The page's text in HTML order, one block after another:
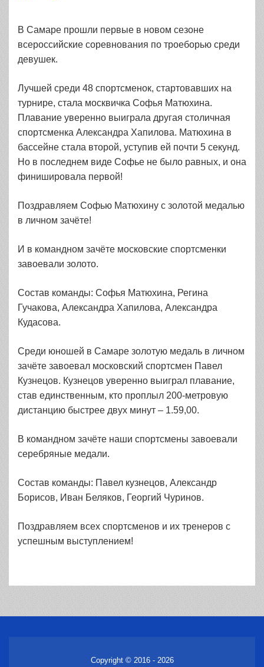
В Самаре прошли первые в новом сезоне
всероссийские соревнования по троеборью среди
девушек.
Лучшей среди 48 спортсменок, стартовавших на
турнире, стала москвичка Софья Матюхина.
Плавание уверенно выиграла другая столичная
спортсменка Александра Хапилова. Матюхина в
бассейне стала второй, уступив ей почти 5 секунд.
Но в последнем виде Софье не было равных, и она
финишировала первой!
Поздравляем Софью Матюхину с золотой медалью
в личном зачёте!
И в командном зачёте московские спортсменки
завоевали золото.
Состав команды: Софья Матюхина, Регина
Гучакова, Александра Хапилова, Александра
Кудасова.
Среди юношей в Самаре золотую медаль в личном
зачёте завоевал московский спортсмен Павел
Кузнецов. Кузнецов уверенно выиграл плавание,
став единственным, кто проплыл 200-метровую
дистанцию быстрее двух минут – 1.59,00.
В командном зачёте наши спортсмены завоевали
серебряные медали.
Состав команды: Павел кузнецов, Александр
Борисов, Иван Беляков, Георгий Чуринов.
Поздравляем всех спортсменов и их тренеров с
успешным выступлением!
Copyright © 2016 - 2026